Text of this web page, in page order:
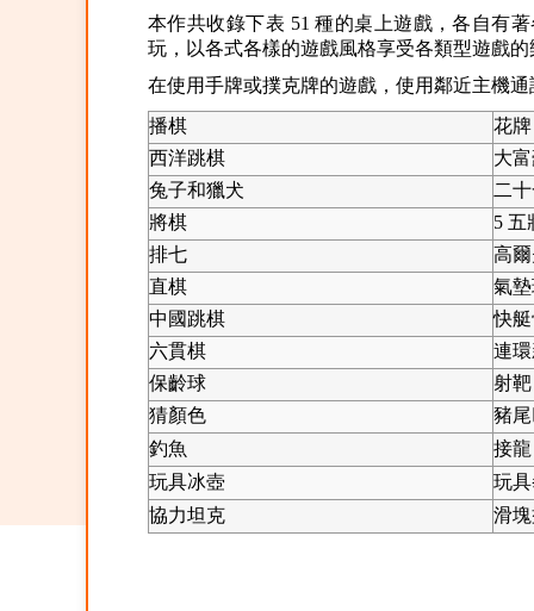
本作共收錄下表 51 種的桌上遊戲，各自有
玩，以各式各樣的遊戲風格享受各類型遊戲的
在使用手牌或撲克牌的遊戲，使用鄰近主機
播棋
花牌
西洋跳棋
大
兔子和獵犬
二
將棋
5 五
排七
高
直棋
氣
中國跳棋
快
六貫棋
連
保齡球
射靶
猜顏色
豬
釣魚
接龍
玩具冰壺
玩
協力坦克
滑